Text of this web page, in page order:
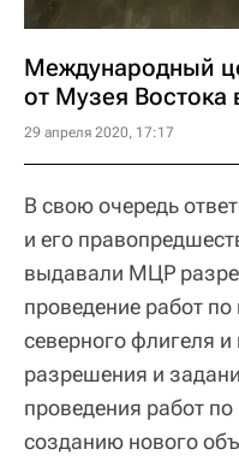
Международный
от Музея Востока
29 апреля 2020, 17:17
В свою очередь
и его
выдавали МЦР
проведение работ
северного флигеля
разрешения и
проведения работ по
созданию нового